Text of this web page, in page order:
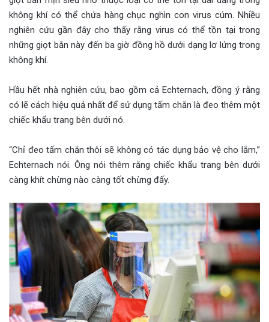
không khí có thể chứa hàng chục nghìn con virus cúm. Nhiều
nghiên cứu gần đây cho thấy rằng virus có thể tồn tại trong
những giọt bắn này đến ba giờ đồng hồ dưới dạng lơ lửng trong
không khí.
Hầu hết nhà nghiên cứu, bao gồm cả Echternach, đồng ý rằng
có lẽ cách hiệu quả nhất để sử dụng tấm chắn là đeo thêm một
chiếc khẩu trang bên dưới nó.
“Chỉ đeo tấm chắn thôi sẽ không có tác dụng bảo vệ cho lắm,”
Echternach nói. Ông nói thêm rằng chiếc khẩu trang bên dưới
càng khít chừng nào càng tốt chừng đấy.